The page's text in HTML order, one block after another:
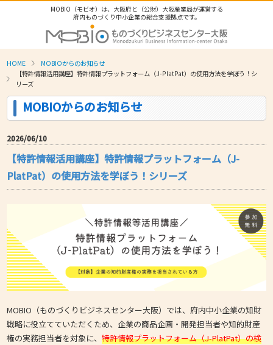
MOBIO（モビオ）は、大阪府と（公財）大阪産業局が運営する
府内ものづくり中小企業の総合支援拠点です。
HOME
MOBIOからのお知らせ
【特許情報活用講座】特許情報プラットフォーム（J-PlatPat）の使用方法を学ぼう！シ
リーズ
MOBIOからのお知らせ
2026/06/10
【特許情報活用講座】特許情報プラットフォーム（J-
PlatPat）の使用方法を学ぼう！シリーズ
MOBIO（ものづくりビジネスセンター大阪）では、府内中小企業の知財
戦略に役立てていただくため、企業の商品企画・開発担当者や知的財産
権の実務担当者を対象に、特許情報プラットフォーム（J-PlatPat）の検